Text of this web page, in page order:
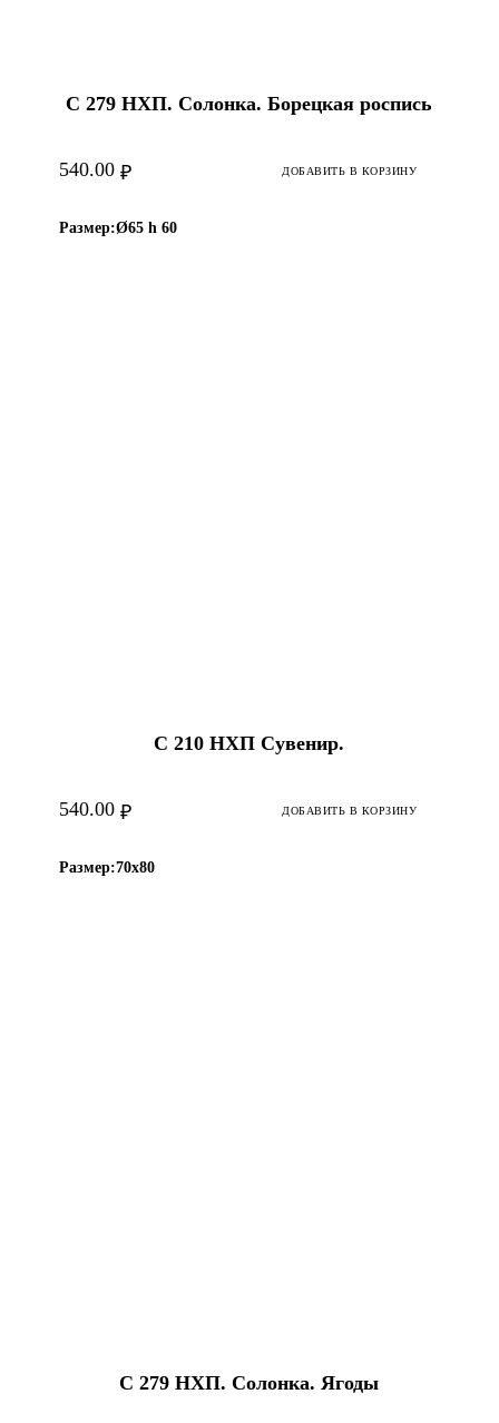
С 279 НХП. Солонка. Борецкая роспись
₽
540.00 ДОБАВИТЬ В КОРЗИНУ
Размер:Ø65 h 60
С 210 НХП Сувенир.
₽
540.00 ДОБАВИТЬ В КОРЗИНУ
Размер:70х80
С 279 НХП. Солонка. Ягоды